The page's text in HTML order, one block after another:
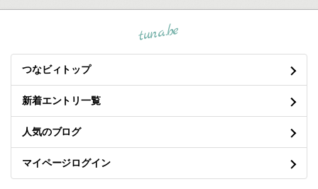
tuna.be
つなビィトップ
新着エントリ一覧
人気のブログ
マイページログイン